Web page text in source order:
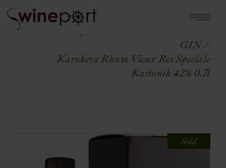
GIN
Karukera Rhum Vieux Res Speciale
Kartonik 42% 0.7l
Sold